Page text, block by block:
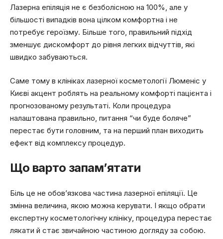
Лазерна епіляція не є безболісною на 100%, але у
більшості випадків вона цілком комфортна і не
потребує героїзму. Більше того, правильний підхід
зменшує дискомфорт до рівня легких відчуттів, які
швидко забуваються.
Саме тому в клініках лазерної косметології Люменіс у
Києві акцент роблять на реальному комфорті пацієнта і
прогнозованому результаті. Коли процедура
налаштована правильно, питання “чи буде боляче”
перестає бути головним, та на перший план виходить
ефект від комплексу процедур.
Що варто запам’ятати
Біль це не обов’язкова частина лазерної епіляції. Це
змінна величина, якою можна керувати. І якщо обрати
експертну косметологічну клініку, процедура перестає
лякати й стає звичайною частиною догляду за собою.